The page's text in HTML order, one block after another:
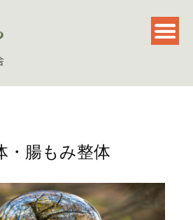
・腸もみ整体